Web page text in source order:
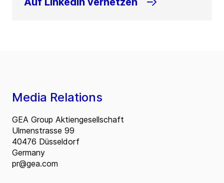
Media Relations
GEA Group Aktiengesellschaft
Ulmenstrasse 99
40476 Düsseldorf
Germany
pr@gea.com